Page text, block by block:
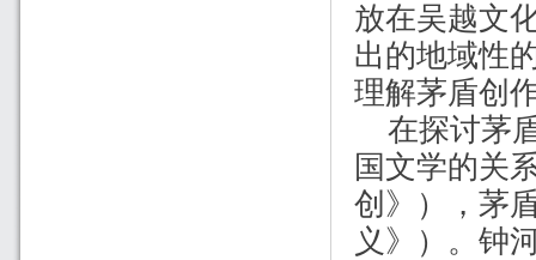
放在吴越文
出的地域性
理解茅盾创
在探讨茅
国文学的关
创》），茅
义》）。钟